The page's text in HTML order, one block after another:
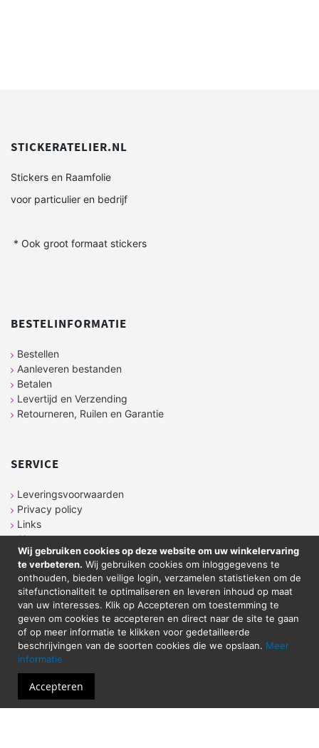
Wij gebruiken cookies op deze website om uw winkelervaring
te verbeteren. Wij gebruiken cookies om inloggegevens te
onthouden, bieden veilige login, verzamelen statistieken om de
sitefunctionaliteit te optimaliseren en leveren inhoud op maat
van uw interesses. Klik op Accepteren om toestemming te
geven om cookies te accepteren en direct naar de site te gaan
of op meer informatie te klikken voor gedetailleerde
beschrijvingen van de soorten cookies die we opslaan. Meer
informatie
Accepteren
STICKERATELIER.NL
Stickers en Raamfolie
voor particulier en bedrijf
* Ook groot formaat stickers
BESTELINFORMATIE
Bestellen
Aanleveren bestanden
Betalen
Levertijd en Verzending
Retourneren, Ruilen en Garantie
SERVICE
Leveringsvoorwaarden
Privacy policy
Links
Sitemap
CONTACT
Sticker Atelier
Neringstraat 7
8263 BG Kampen
Tel. 038-2020089